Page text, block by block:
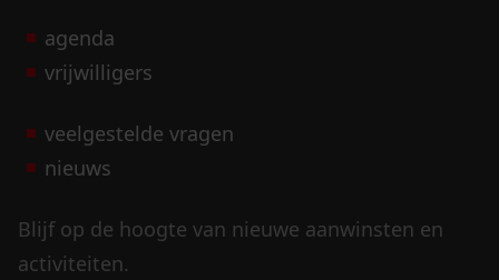
agenda
vrijwilligers
veelgestelde vragen
nieuws
Blijf op de hoogte van nieuwe aanwinsten en
activiteiten.